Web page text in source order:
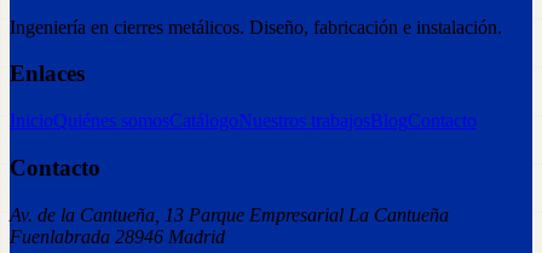
Ingeniería en cierres metálicos. Diseño, fabricación e instalación.
Enlaces
InicioQuiénes somosCatálogoNuestros trabajosBlogContacto
Contacto
Av. de la Cantueña, 13 Parque Empresarial La Cantueña
Fuenlabrada 28946 Madrid